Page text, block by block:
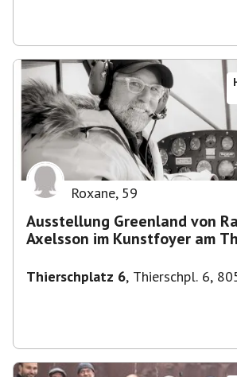
Roxane, 59
Ausstellung Greenland von
Axelsson im Kunstfoyer am
Thierschplatz 6, Thierschpl. 6,